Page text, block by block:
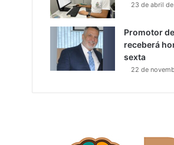
23 de abril
Promotor
receberá
sexta
22 de